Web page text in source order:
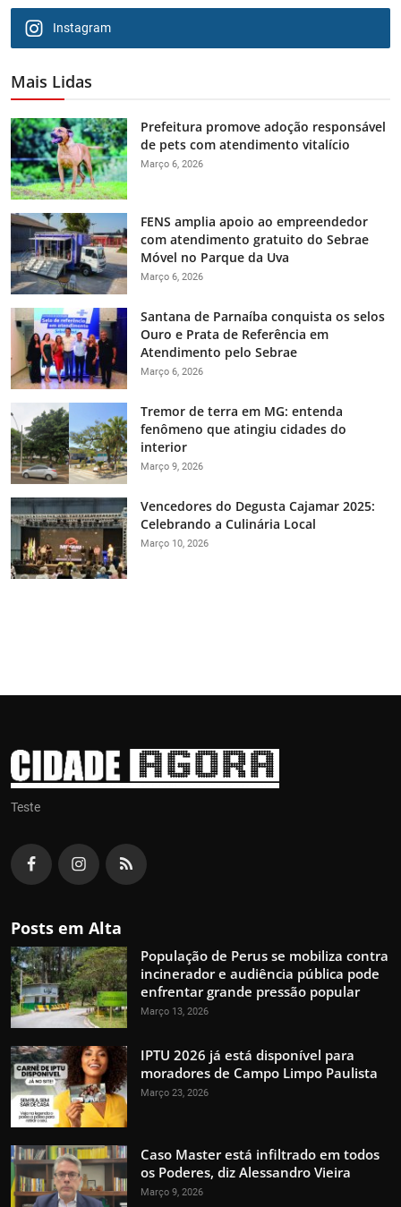
Instagram
Mais Lidas
Prefeitura promove adoção responsável
de pets com atendimento vitalício
Março 6, 2026
FENS amplia apoio ao empreendedor
com atendimento gratuito do Sebrae
Móvel no Parque da Uva
Março 6, 2026
Santana de Parnaíba conquista os selos
Ouro e Prata de Referência em
Atendimento pelo Sebrae
Março 6, 2026
Tremor de terra em MG: entenda
fenômeno que atingiu cidades do
interior
Março 9, 2026
Vencedores do Degusta Cajamar 2025:
Celebrando a Culinária Local
Março 10, 2026
Teste
Posts em Alta
População de Perus se mobiliza contra
incinerador e audiência pública pode
enfrentar grande pressão popular
Março 13, 2026
IPTU 2026 já está disponível para
moradores de Campo Limpo Paulista
Março 23, 2026
Caso Master está infiltrado em todos
os Poderes, diz Alessandro Vieira
Março 9, 2026